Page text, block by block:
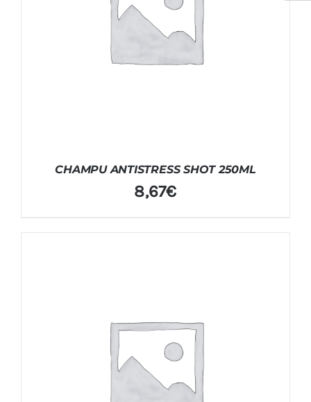
CHAMPU ANTISTRESS SHOT 250ML
8,67€